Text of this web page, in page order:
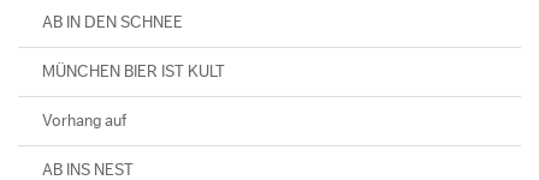
AB IN DEN SCHNEE
MÜNCHEN BIER IST KULT
Vorhang auf
AB INS NEST